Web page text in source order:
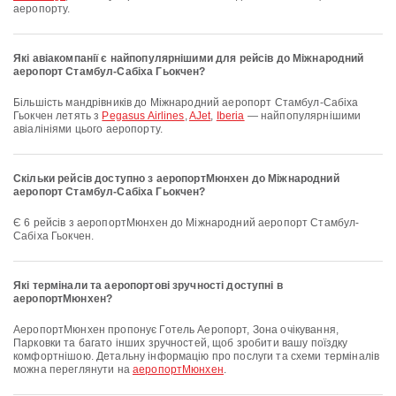
аеропорту.
Які авіакомпанії є найпопулярнішими для рейсів до Міжнародний
аеропорт Стамбул-Сабіха Гьокчен?
Більшість мандрівників до Міжнародний аеропорт Стамбул-Сабіха
Гьокчен летять з Pegasus Airlines,AJet, Iberia — найпопулярнішими
авіалініями цього аеропорту.
Скільки рейсів доступно з аеропортМюнхен до Міжнародний
аеропорт Стамбул-Сабіха Гьокчен?
Є 6 рейсів з аеропортМюнхен до Міжнародний аеропорт Стамбул-
Сабіха Гьокчен.
Які термінали та аеропортові зручності доступні в
аеропортМюнхен?
аеропортМюнхен пропонує Готель Аеропорт, Зона очікування,
Парковки та багато інших зручностей, щоб зробити вашу поїздку
комфортнішою. Детальну інформацію про послуги та схеми терміналів
можна переглянути на аеропортМюнхен.